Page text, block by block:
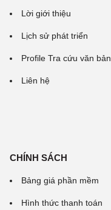
Lời giới thiệu
Lịch sử phát triển
Profile Tra cứu văn bản
Liên hệ
CHÍNH SÁCH
Bảng giá phần mềm
Hình thức thanh toán